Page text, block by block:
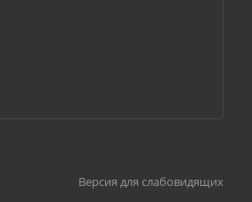
Версия для слабовидящих